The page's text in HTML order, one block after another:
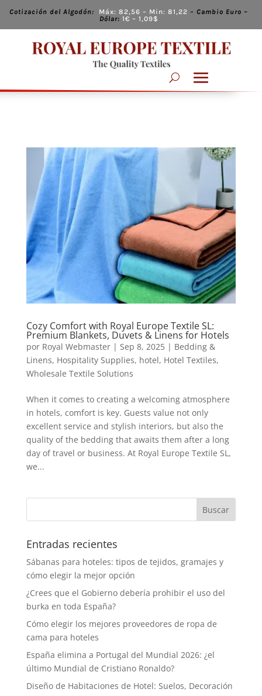
Cotización del Algodón: Máx: 82,56 – Min: 81,22 – Cambio Euro –
Dólar: 1€ – 1,09$
Cozy Comfort with Royal Europe Textile SL:
Premium Blankets, Duvets & Linens for Hotels
por Royal Webmaster| Sep 8, 2025| Bedding &
Linens, Hospitality Supplies, hotel, Hotel Textiles,
Wholesale Textile Solutions
When it comes to creating a welcoming atmosphere
in hotels, comfort is key. Guests value not only
excellent service and stylish interiors, but also the
quality of the bedding that awaits them after a long
day of travel or business. At Royal Europe Textile SL,
we...
Entradas recientes
Sábanas para hoteles: tipos de tejidos, gramajes y
cómo elegir la mejor opción
¿Crees que el Gobierno debería prohibir el uso del
burka en toda España?
Cómo elegir los mejores proveedores de ropa de
cama para hoteles
España elimina a Portugal del Mundial 2026: ¿el
último Mundial de Cristiano Ronaldo?
Diseño de Habitaciones de Hotel: Suelos, Decoración